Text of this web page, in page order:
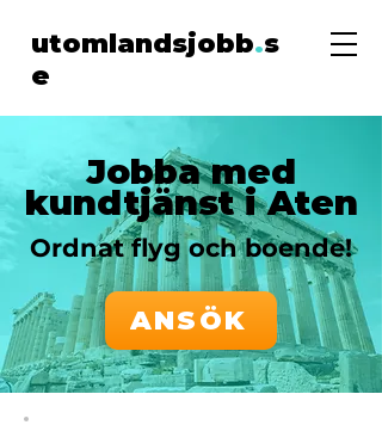
utomlandsjobb.s
e
Jobba med
kundtjänst i Aten
Ordnat flyg och boende!
ANSÖK